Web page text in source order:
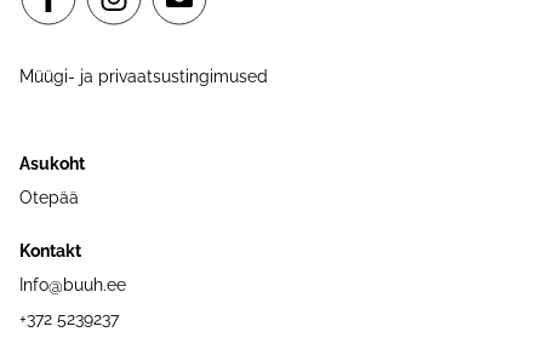
Müügi- ja privaatsustingimused
Asukoht
Otepää
Kontakt
Info@buuh.ee
+372 5239237